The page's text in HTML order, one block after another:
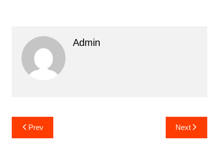
Admin
Post
navigation
Prev Next